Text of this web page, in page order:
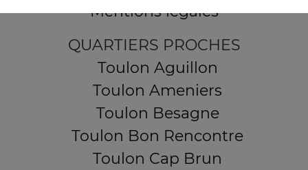
Mentions légales
QUARTIERS PROCHES
Toulon Aguillon
Toulon Ameniers
Toulon Besagne
Toulon Bon Rencontre
Toulon Cap Brun